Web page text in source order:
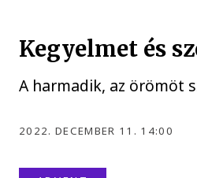
Kegyelmet és
A harmadik, az örömöt
2022. DECEMBER 11. 14:00